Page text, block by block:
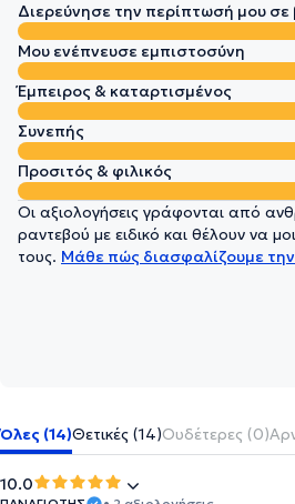
Διερεύνησε την περίπτωσή μου
Μου ενέπνευσε εμπιστοσύνη
Έμπειρος & καταρτισμένος
Συνεπής
Προσιτός & φιλικός
Οι αξιολογήσεις γράφονται από
ραντεβού με ειδικό και θέλουν να
τους. Μάθε πώς διασφαλίζουμε
Όλες (14)Θετικές (14)Ουδέτερες (0)
10.0